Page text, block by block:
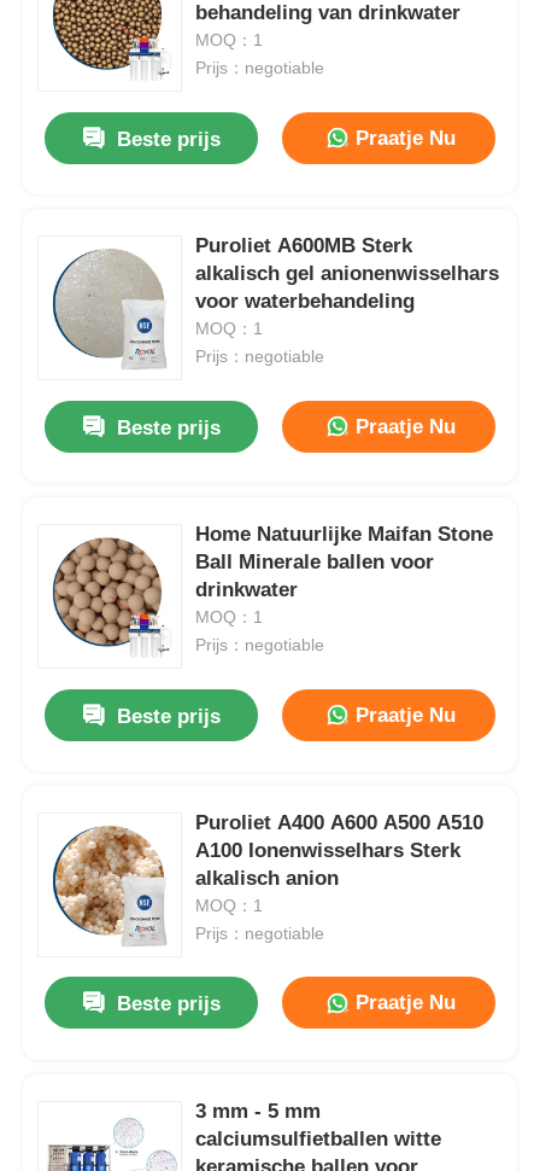
Producten
Videos
Over ons
Kwaliteitscontrole
Contacteer ons
nieuws
Waterverzachter
behandeling van drinkwater
MOQ：1
Prijs：negotiable
Beste prijs Praatje Nu
Puroliet A600MB Sterk
alkalisch gel anionenwisselhars
voor waterbehandeling
MOQ：1
Prijs：negotiable
Beste prijs Praatje Nu
Home Natuurlijke Maifan Stone
Ball Minerale ballen voor
drinkwater
MOQ：1
Prijs：negotiable
Beste prijs Praatje Nu
Puroliet A400 A600 A500 A510
A100 Ionenwisselhars Sterk
alkalisch anion
MOQ：1
Prijs：negotiable
Beste prijs Praatje Nu
3 mm - 5 mm
calciumsulfietballen witte
keramische ballen voor